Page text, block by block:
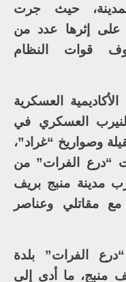
حيث جرت
على إثرها عدد من
قوات النظام
العسكرية
العسكري في
وصواريخ “غراد”،
“درع الفرات” من
مدينة منبج بريف
مقاتلي وعناصر
الفرات” بلدة
منبج، ما أدى إلى